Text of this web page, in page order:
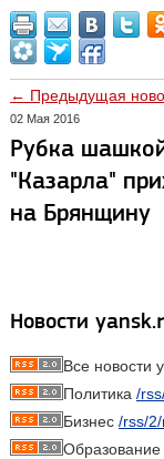
← Предыдущая
02 Мая 2016
Рубка
"Казарла"
на Брянщину
Новости
Все новости
Политика /
Бизнес /rss/
Образование